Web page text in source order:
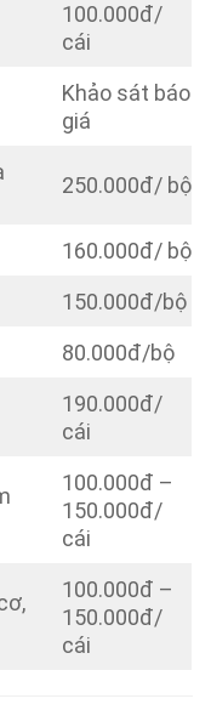
100.000đ/
cái
Khảo sát báo
giá
250.000đ/ bộ
160.000đ/ bộ
150.000đ/bộ
80.000đ/bộ
190.000đ/
cái
100.000đ –
150.000đ/
cái
100.000đ –
150.000đ/
cái